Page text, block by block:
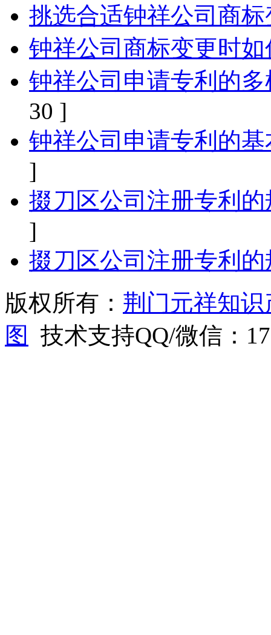
挑选合适钟祥公司商
钟祥公司商标变更时
钟祥公司申请专利的
30 ]
钟祥公司申请专利的
]
掇刀区公司注册专利
]
掇刀区公司注册专利
版权所有： 荆门元祥知
图
技术支持QQ/微信：